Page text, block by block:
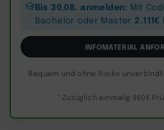
Bis 30.08. anmelden: Mit
Bachelor oder Master
INFOMATERIAL
Bequem und ohne Risiko
*Zuzüglich einmalig 960€